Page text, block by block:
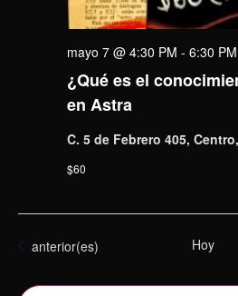
¿Qué es el
en Astra
mayo 7 @ 4:30 PM - 6:30 PM
C. 5 de Febrero 405,
$60
Eventos
anterior(es) Hoy